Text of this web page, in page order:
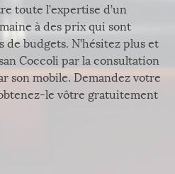
toute l’expertise d’un
à des prix qui sont
de budgets. N’hésitez plus et
Coccoli par la consultation
son mobile. Demandez votre
le vôtre gratuitement